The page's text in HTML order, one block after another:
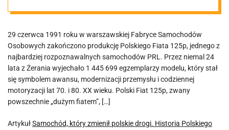
Polskiego Fiata
125p
29 czerwca 1991 roku w warszawskiej Fabryce Samochodów
Osobowych zakończono produkcję Polskiego Fiata 125p, jednego z
najbardziej rozpoznawalnych samochodów PRL. Przez niemal 24
lata z Żerania wyjechało 1 445 699 egzemplarzy modelu, który stał
się symbolem awansu, modernizacji przemysłu i codziennej
motoryzacji lat 70. i 80. XX wieku. Polski Fiat 125p, zwany
powszechnie „dużym fiatem”, […]
ArtykułSamochód, który zmienił polskie drogi. Historia Polskiego